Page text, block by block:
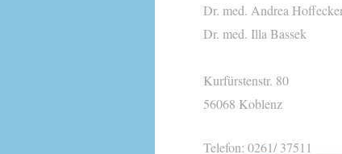
Dr. med. Andrea
Dr. med. Illa Bassek
Kurfürstenstr. 80
56068 Koblenz
Telefon: 0261/ 37511